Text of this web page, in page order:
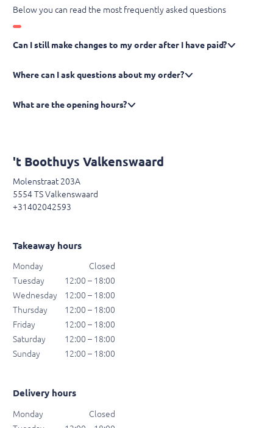
Below you can read the most frequently asked questions
Can I still make changes to my order after I have paid?
Where can I ask questions about my order?
What are the opening hours?
't Boothuys Valkenswaard
Molenstraat 203A
5554 TS Valkenswaard
+31402042593
Takeaway hours
Monday
Closed
Tuesday
12:00 – 18:00
Wednesday
12:00 – 18:00
Thursday
12:00 – 18:00
Friday
12:00 – 18:00
Saturday
12:00 – 18:00
Sunday
12:00 – 18:00
Delivery hours
Monday
Closed